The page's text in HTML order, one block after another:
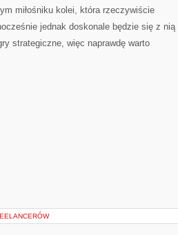
miłośniku kolei, która rzeczywiście
jednak doskonale będzie się z nią
strategiczne, więc naprawdę warto